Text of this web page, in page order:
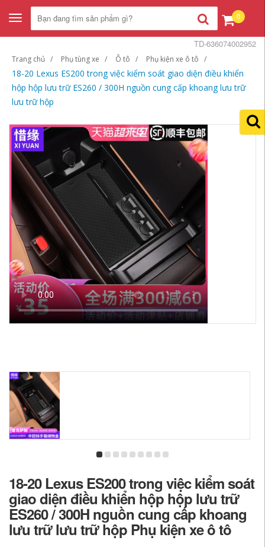
Toggle
navigation
0
Trang chủ Phụ tùng xe Ô tô Phụ kiện xe ô tô
18-20 Lexus ES200 trong việc kiểm soát giao diện điều khiển
hộp hộp lưu trữ ES260 / 300H nguồn cung cấp khoang lưu trữ
lưu trữ hộp
TD-636074002952
18-20 Lexus ES200 trong việc kiểm soát
giao diện điều khiển hộp hộp lưu trữ
ES260 / 300H nguồn cung cấp khoang
lưu trữ lưu trữ hộp Phụ kiện xe ô tô